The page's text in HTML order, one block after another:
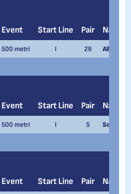
Event Start Line Pair Name
500 metri I 29 Alberto
Event Start Line Pair Name
500 metri I 5 Sofia
Event Start Line Pair Name